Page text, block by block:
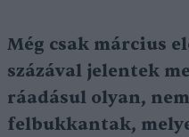
Még csak március
százával jelentek
ráadásul olyan,
felbukkantak,